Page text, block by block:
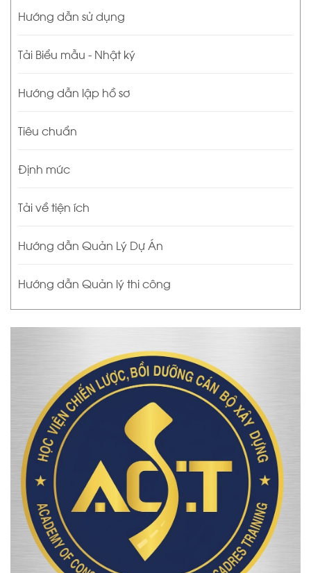
Hướng dẫn sử dụng
Tải Biểu mẫu - Nhật ký
Hướng dẫn lập hồ sơ
Tiêu chuẩn
Định mức
Tải về tiện ích
Hướng dẫn Quản Lý Dự Án
Hướng dẫn Quản lý thi công